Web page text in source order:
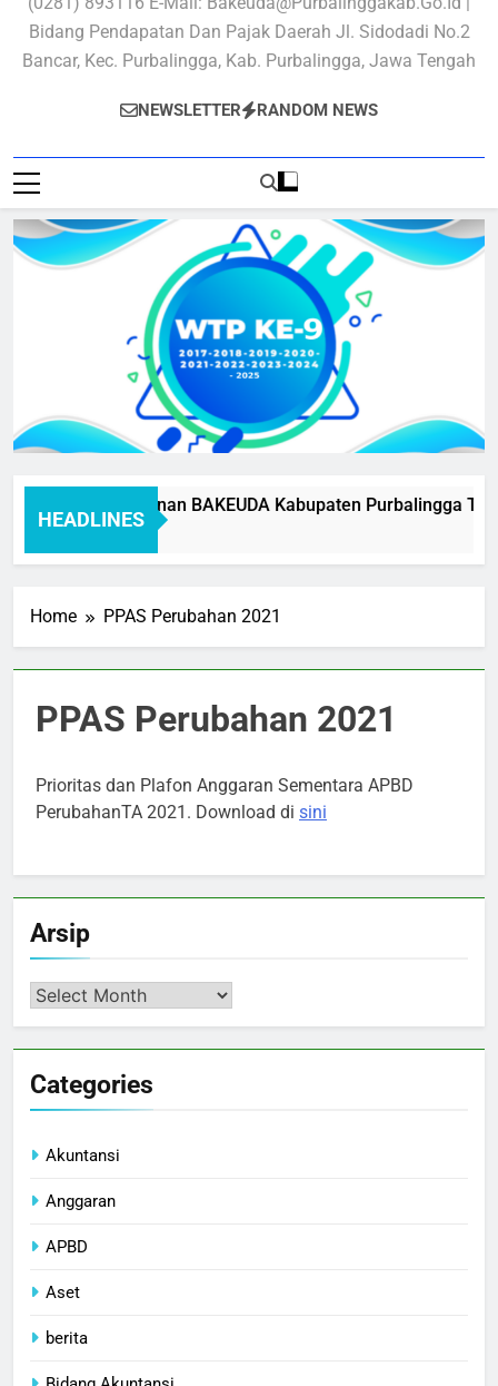
Bidang Pendapatan Dan Pajak Daerah Jl. Sidodadi No.2
Bancar, Kec. Purbalingga, Kab. Purbalingga, Jawa Tengah
NEWSLETTER RANDOM NEWS
HEADLINES
Standar Pelayanan BAKEUDA Kabupaten Purbalingga
1 Month Ago
Home PPAS Perubahan 2021
PPAS Perubahan 2021
Prioritas dan Plafon Anggaran Sementara APBD
PerubahanTA 2021. Download di sini
Arsip
Arsip
Categories
Akuntansi
Anggaran
APBD
Aset
berita